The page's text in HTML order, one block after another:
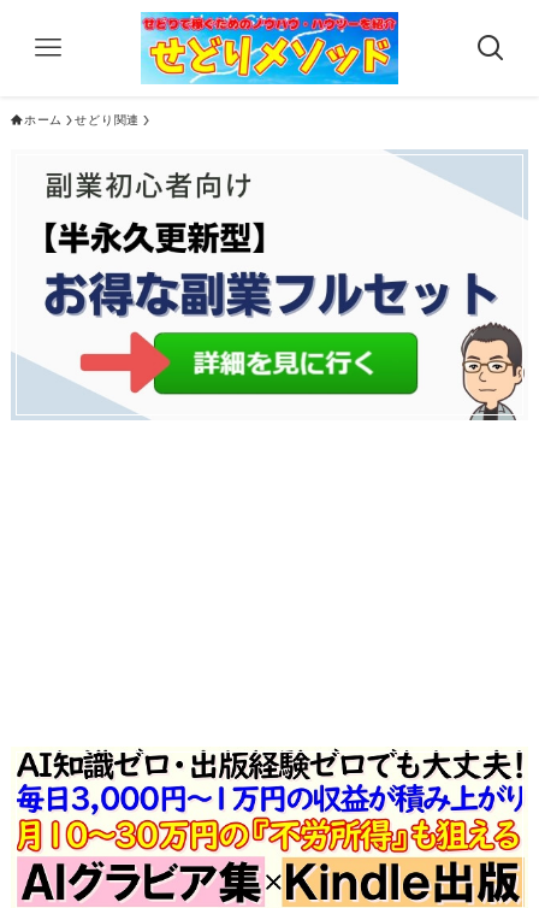
ホーム せどり関連